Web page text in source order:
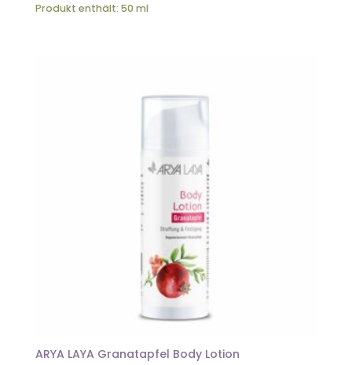
Produkt enthält: 50 ml
ARYA LAYA Granatapfel Body Lotion